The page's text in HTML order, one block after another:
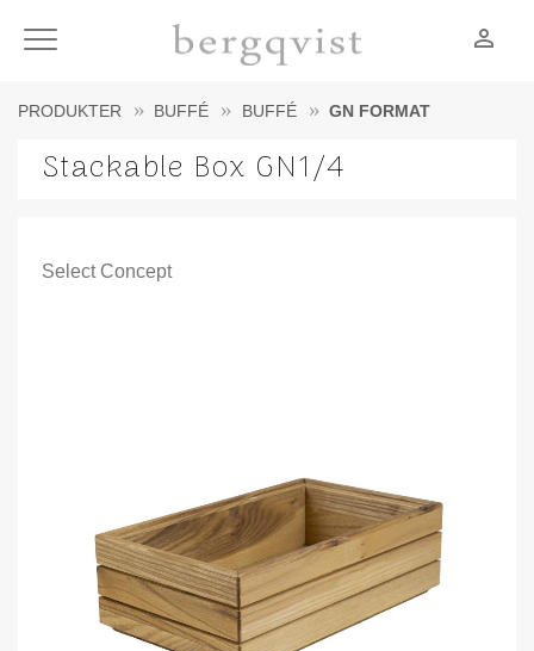
Meny person_outline
PRODUKTER BUFFÉ BUFFÉ GN FORMAT
Stackable Box GN1/4
Select Concept